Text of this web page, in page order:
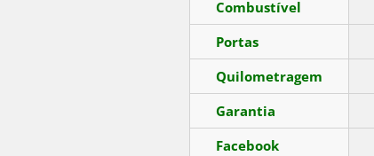
Combustível
Portas
Quilometragem
Garantia
Facebook